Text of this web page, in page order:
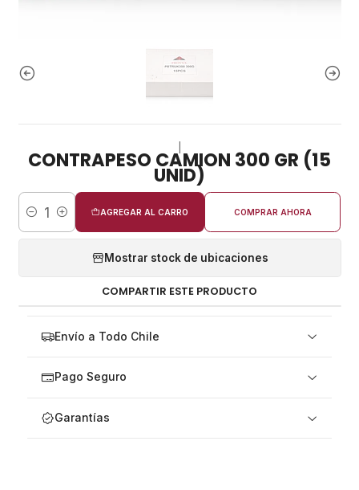
CONTRAPESO CAMION 300 GR (15
UNID)
Cantidad
AGREGAR AL CARRO COMPRAR AHORA
Mostrar stock de ubicaciones
COMPARTIR ESTE PRODUCTO
Envío a Todo Chile
Pago Seguro
Garantías